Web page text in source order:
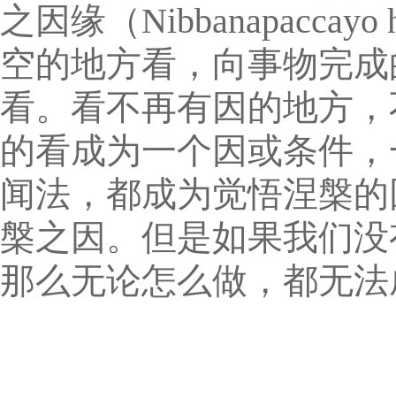
之因缘（
空的地方看，向事物完
看。看不再有因的地方
的看成为一个因或条件
闻法，都成为觉悟涅槃
槃之因。但是如果我们
那么无论怎么做，都无